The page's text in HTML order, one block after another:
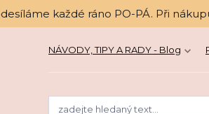
každé ráno PO-PÁ. Při
NÁVODY, TIPY A RADY - Blog